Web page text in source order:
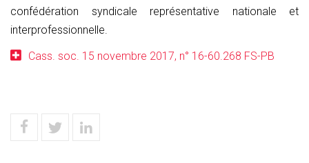
confédération syndicale représentative nationale et
interprofessionnelle.
Cass. soc. 15 novembre 2017, n° 16-60.268 FS-PB